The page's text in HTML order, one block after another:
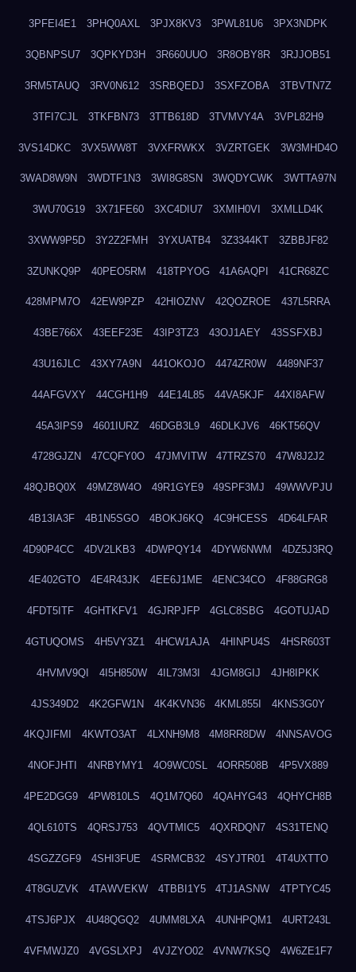
3PFEI4E1 3PHQ0AXL 3PJX8KV3 3PWL81U6 3PX3NDPK
3QBNPSU7 3QPKYD3H 3R660UUO 3R8OBY8R 3RJJOB51
3RM5TAUQ 3RV0N612 3SRBQEDJ 3SXFZOBA 3TBVTN7Z
3TFI7CJL 3TKFBN73 3TTB618D 3TVMVY4A 3VPL82H9
3VS14DKC 3VX5WW8T 3VXFRWKX 3VZRTGEK 3W3MHD4O
3WAD8W9N 3WDTF1N3 3WI8G8SN 3WQDYCWK 3WTTA97N
3WU70G19 3X71FE60 3XC4DIU7 3XMIH0VI 3XMLLD4K
3XWW9P5D 3Y2Z2FMH 3YXUATB4 3Z3344KT 3ZBBJF82
3ZUNKQ9P 40PEO5RM 418TPYOG 41A6AQPI 41CR68ZC
428MPM7O 42EW9PZP 42HIOZNV 42QOZROE 437L5RRA
43BE766X 43EEF23E 43IP3TZ3 43OJ1AEY 43SSFXBJ
43U16JLC 43XY7A9N 441OKOJO 4474ZR0W 4489NF37
44AFGVXY 44CGH1H9 44E14L85 44VA5KJF 44XI8AFW
45A3IPS9 4601IURZ 46DGB3L9 46DLKJV6 46KT56QV
4728GJZN 47CQFY0O 47JMVITW 47TRZS70 47W8J2J2
48QJBQ0X 49MZ8W4O 49R1GYE9 49SPF3MJ 49WWVPJU
4B13IA3F 4B1N5SGO 4BOKJ6KQ 4C9HCESS 4D64LFAR
4D90P4CC 4DV2LKB3 4DWPQY14 4DYW6NWM 4DZ5J3RQ
4E402GTO 4E4R43JK 4EE6J1ME 4ENC34CO 4F88GRG8
4FDT5ITF 4GHTKFV1 4GJRPJFP 4GLC8SBG 4GOTUJAD
4GTUQOMS 4H5VY3Z1 4HCW1AJA 4HINPU4S 4HSR603T
4HVMV9QI 4I5H850W 4IL73M3I 4JGM8GIJ 4JH8IPKK
4JS349D2 4K2GFW1N 4K4KVN36 4KML855I 4KNS3G0Y
4KQJIFMI 4KWTO3AT 4LXNH9M8 4M8RR8DW 4NNSAVOG
4NOFJHTI 4NRBYMY1 4O9WC0SL 4ORR508B 4P5VX889
4PE2DGG9 4PW810LS 4Q1M7Q60 4QAHYG43 4QHYCH8B
4QL610TS 4QRSJ753 4QVTMIC5 4QXRDQN7 4S31TENQ
4SGZZGF9 4SHI3FUE 4SRMCB32 4SYJTR01 4T4UXTTO
4T8GUZVK 4TAWVEKW 4TBBI1Y5 4TJ1ASNW 4TPTYC45
4TSJ6PJX 4U48QGQ2 4UMM8LXA 4UNHPQM1 4URT243L
4VFMWJZ0 4VGSLXPJ 4VJZYO02 4VNW7KSQ 4W6ZE1F7